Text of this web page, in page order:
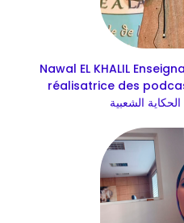
Nawal EL KHALIL
réalisatrice des